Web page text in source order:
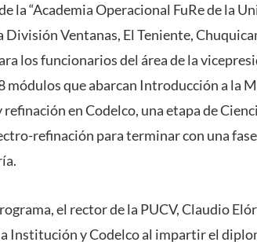
la “Academia Operacional FuRe de la
División Ventanas, El Teniente,
los funcionarios del área de la
módulos que abarcan Introducción a la
en Codelco, una etapa de
refinación para terminar con una
el rector de la PUCV, Claudio
Institución y Codelco al impartir el